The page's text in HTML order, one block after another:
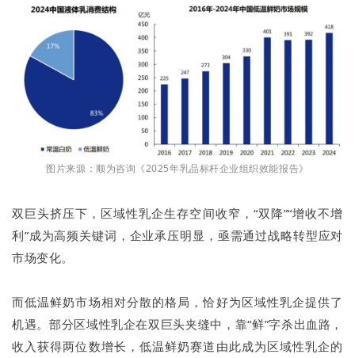
图片来源：顺为咨询《2025年乳品标杆企业组织效能报告》
双巨头挤压下，区域性乳企生存空间收窄，“双降”“增收不增
利”成为高频关键词，企业承压明显，亟需通过战略转型应对
市场变化。
而低温鲜奶市场相对分散的格局，恰好为区域性乳企提供了
机遇。部分区域性乳企在双巨头夹缝中，靠“鲜”字杀出血路，
收入获得两位数增长，低温鲜奶赛道由此成为区域性乳企的